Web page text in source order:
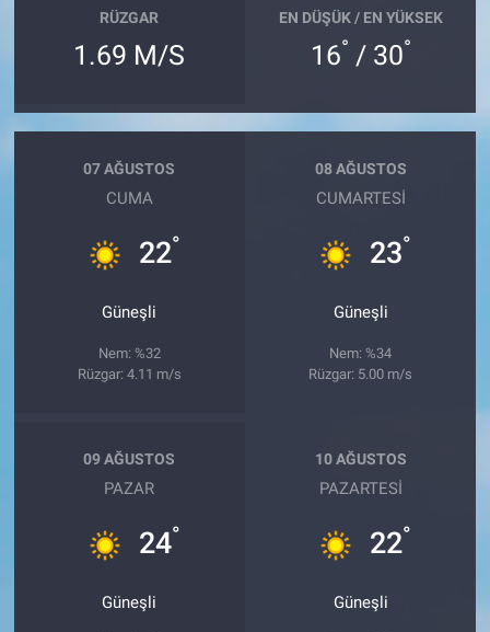
RÜZGAR
1.69 M/S
EN DÜŞÜK / EN YÜKSEK
16° / 30°
07 AĞUSTOS
CUMA
22°
Güneşli
Nem: %32
Rüzgar: 4.11 m/s
08 AĞUSTOS
CUMARTESI
23°
Güneşli
Nem: %34
Rüzgar: 5.00 m/s
09 AĞUSTOS
PAZAR
24°
Güneşli
10 AĞUSTOS
PAZARTESI
22°
Güneşli